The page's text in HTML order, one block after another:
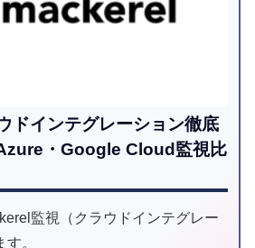
ドインテグレーション徹底
・Google Cloud監視比
監視（クラウドインテグレー
。